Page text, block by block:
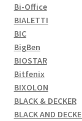
Bi-Office
BIALETTI
BIC
BigBen
BIOSTAR
Bitfenix
BIXOLON
BLACK & DECKER
BLACK AND